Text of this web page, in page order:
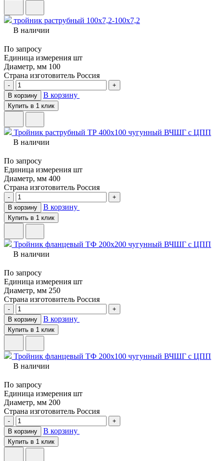
тройник раструбный 100х7,2-100х7,2
В наличии
По запросу
Единица измерения шт
Диаметр, мм 100
Страна изготовитель Россия
-
+
В корзину
В корзину
Купить в 1 клик
Тройник раструбный ТР 400х100 чугунный ВЧШГ с ЦПП
В наличии
По запросу
Единица измерения шт
Диаметр, мм 400
Страна изготовитель Россия
-
+
В корзину
В корзину
Купить в 1 клик
Тройник фланцевый ТФ 200х200 чугунный ВЧШГ с ЦПП
В наличии
По запросу
Единица измерения шт
Диаметр, мм 250
Страна изготовитель Россия
-
+
В корзину
В корзину
Купить в 1 клик
Тройник фланцевый ТФ 200х100 чугунный ВЧШГ с ЦПП
В наличии
По запросу
Единица измерения шт
Диаметр, мм 200
Страна изготовитель Россия
-
+
В корзину
В корзину
Купить в 1 клик